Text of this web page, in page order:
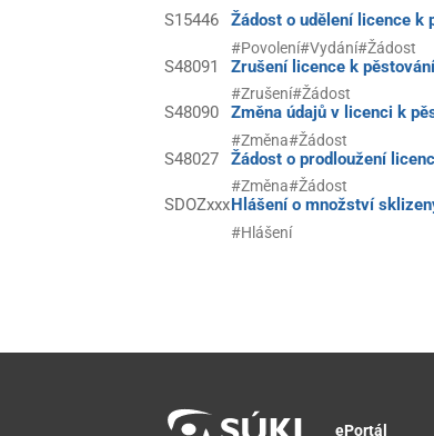
S15446 Žádost o udělení licence k
#Povolení#Vydání#Žádost
S48091 Zrušení licence k
#Zrušení#Žádost
S48090 Změna údajů v licenci k
#Změna#Žádost
S48027 Žádost o prodloužení
#Změna#Žádost
SDOZxxxHlášení o množství
#Hlášení
ePortál